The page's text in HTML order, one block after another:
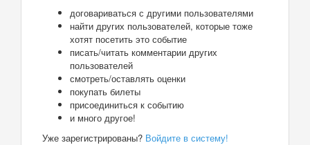
договариваться с другими пользователями
найти других пользователей, которые тоже
хотят посетить это событие
писать/читать комментарии других
пользователей
смотреть/оставлять оценки
покупать билеты
присоединиться к событию
и много другое!
Уже зарегистрированы? Войдите в систему!